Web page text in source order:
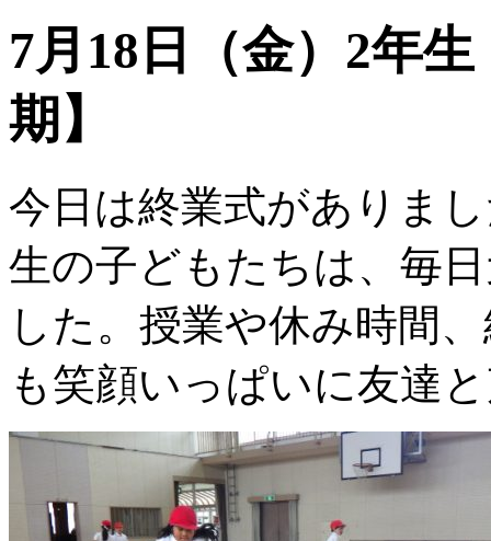
7月18日（金）2年
期】
今日は終業式がありま
生の子どもたちは、毎
した。授業や休み時間
も笑顔いっぱいに友達